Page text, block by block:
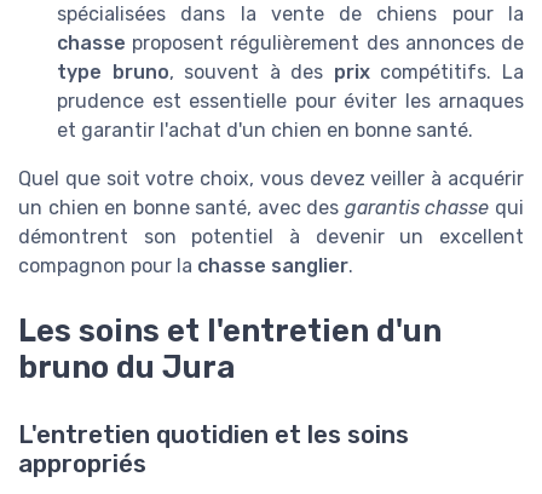
spécialisées dans la vente de chiens pour la
chasse proposent régulièrement des annonces de
type bruno, souvent à des prixcompétitifs. La
prudence est essentielle pour éviter les arnaques
et garantir l'achat d'un chien en bonne santé.
Quel que soit votre choix, vous devez veiller à acquérir
un chien en bonne santé, avec des garantis chasse qui
démontrent son potentiel à devenir un excellent
compagnon pour la chasse sanglier.
Les soins et l'entretien d'un
bruno du Jura
L'entretien quotidien et les soins
appropriés